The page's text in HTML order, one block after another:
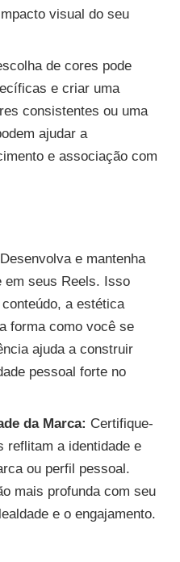
visual do seu
de cores pode
e criar uma
consistentes ou uma
ajudar a
e associação com
Desenvolva e mantenha
em seus Reels. Isso
a estética
forma como você se
ajuda a construir
pessoal forte no
da Marca: Certifique-
reflitam a identidade e
ou perfil pessoal.
mais profunda com seu
e o engajamento.